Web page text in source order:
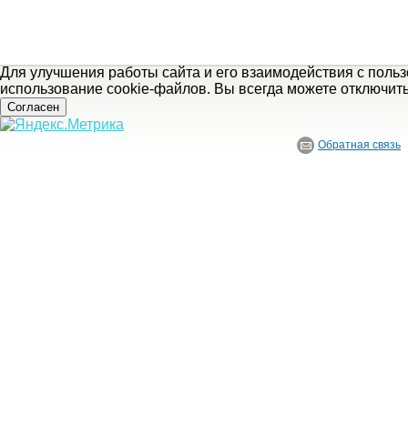
Для улучшения работы сайта и его взаимодействия с
использование cookie-файлов. Вы всегда можете
Согласен
Обратная связь